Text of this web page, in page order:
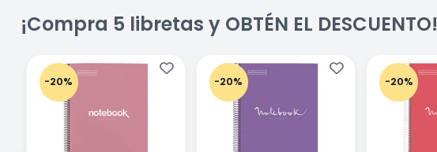
¡Compra 5 libretas y OBTÉN EL DESCUENTO!
-20% -20% -20%